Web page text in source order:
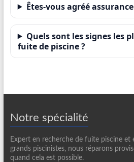
Êtes-vous agréé
Quels sont les signes les
fuite de piscine ?
Notre spécialité
Expert en recherche de fuite piscine et
grands piscinistes, nous réparons
quand cela est possible.